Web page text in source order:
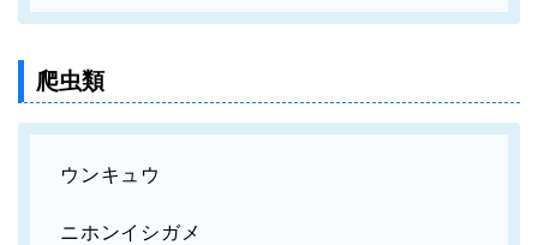
爬虫類
ウンキュウ
ニホンイシガメ